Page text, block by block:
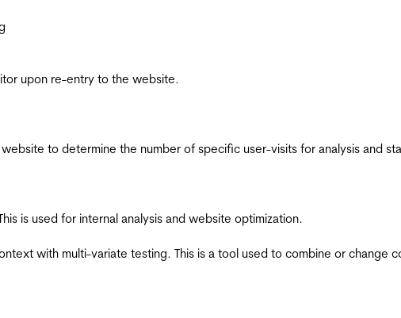
upon re-entry to the website.
to determine the number of specific user-visits for analysis and
is used for internal analysis and website optimization.
with multi-variate testing. This is a tool used to combine or